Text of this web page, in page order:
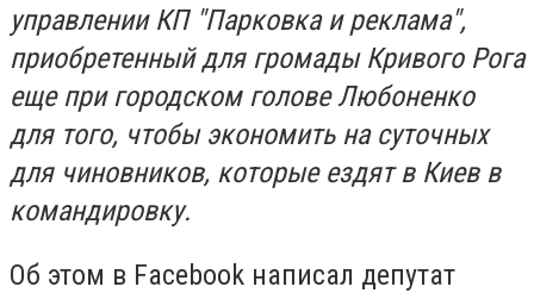
управлении КП "Парковка и реклама",
приобретенный для громады Кривого Рога
еще при городском голове Любоненко
для того, чтобы экономить на суточных
для чиновников, которые ездят в Киев в
командировку.
Об этом в Facebook написал депутат